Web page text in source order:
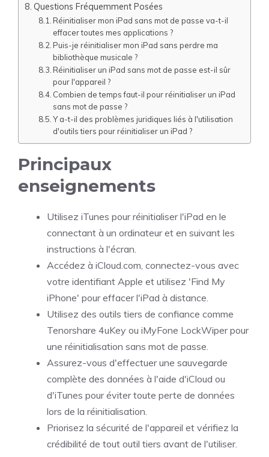
Questions Fréquemment Posées
Réinitialiser mon iPad sans mot de passe va-t-il
effacer toutes mes applications ?
Puis-je réinitialiser mon iPad sans perdre ma
bibliothèque musicale ?
Réinitialiser un iPad sans mot de passe est-il sûr
pour l'appareil ?
Combien de temps faut-il pour réinitialiser un iPad
sans mot de passe ?
Y a-t-il des problèmes juridiques liés à l'utilisation
d'outils tiers pour réinitialiser un iPad ?
Principaux
enseignements
Utilisez iTunes pour réinitialiser l'iPad en le
connectant à un ordinateur et en suivant les
instructions à l'écran.
Accédez à iCloud.com, connectez-vous avec
votre identifiant Apple et utilisez 'Find My
iPhone' pour effacer l'iPad à distance.
Utilisez des outils tiers de confiance comme
Tenorshare 4uKey ou iMyFone LockWiper pour
une réinitialisation sans mot de passe.
Assurez-vous d'effectuer une sauvegarde
complète des données à l'aide d'iCloud ou
d'iTunes pour éviter toute perte de données
lors de la réinitialisation.
Priorisez la sécurité de l'appareil et vérifiez la
crédibilité de tout outil tiers avant de l'utiliser.